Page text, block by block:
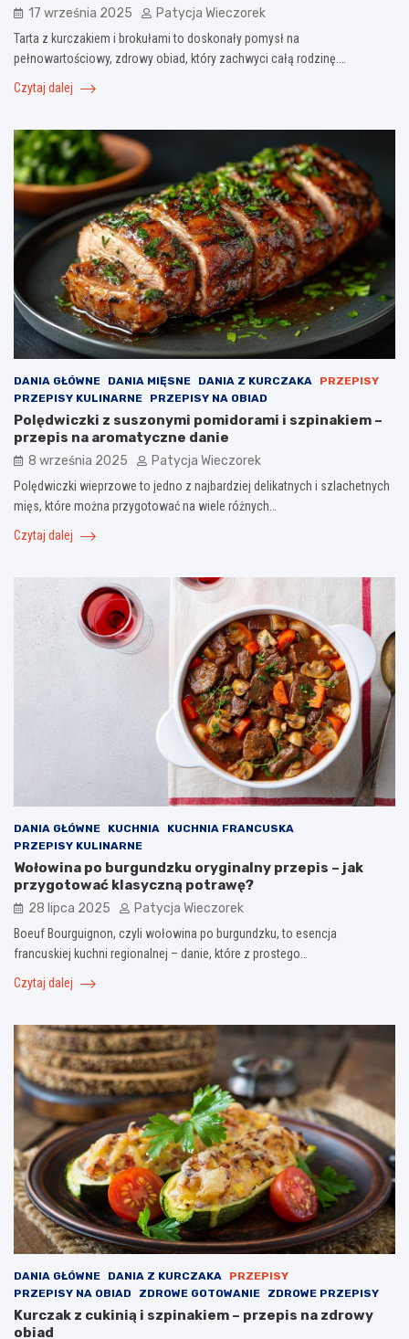
17 września 2025 Patycja Wieczorek
Tarta z kurczakiem i brokułami to doskonały pomysł na
pełnowartościowy, zdrowy obiad, który zachwyci całą rodzinę.…
Czytaj dalej
DANIA GŁÓWNE DANIA MIĘSNE DANIA Z KURCZAKA
PRZEPISY
PRZEPISY KULINARNE
PRZEPISY NA OBIAD
Polędwiczki z suszonymi pomidorami i szpinakiem –
przepis na aromatyczne danie
8 września 2025 Patycja Wieczorek
Polędwiczki wieprzowe to jedno z najbardziej delikatnych i szlachetnych
mięs, które można przygotować na wiele różnych…
Czytaj dalej
DANIA GŁÓWNE KUCHNIA
KUCHNIA FRANCUSKA
PRZEPISY KULINARNE
Wołowina po burgundzku oryginalny przepis – jak
przygotować klasyczną potrawę?
28 lipca 2025 Patycja Wieczorek
Boeuf Bourguignon, czyli wołowina po burgundzku, to esencja
francuskiej kuchni regionalnej – danie, które z prostego…
Czytaj dalej
DANIA GŁÓWNE DANIA Z KURCZAKA
PRZEPISY
PRZEPISY NA OBIAD
ZDROWE GOTOWANIE ZDROWE PRZEPISY
Kurczak z cukinią i szpinakiem – przepis na zdrowy
obiad